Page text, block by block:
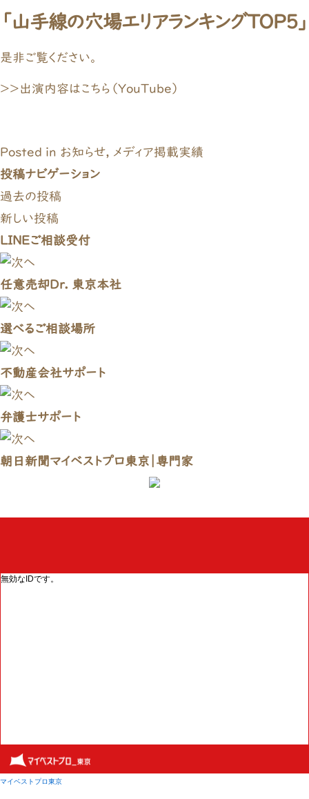
「山手線の穴場エリアランキングTOP5」
是非ご覧ください。
＞＞出演内容はこちら（YouTube）
Posted in お知らせ, メディア掲載実績
投稿ナビゲーション
過去の投稿
新しい投稿
LINEご相談受付
任意売却Dr. 東京本社
選べるご相談場所
不動産会社サポート
弁護士サポート
朝日新聞マイベストプロ東京｜専門家